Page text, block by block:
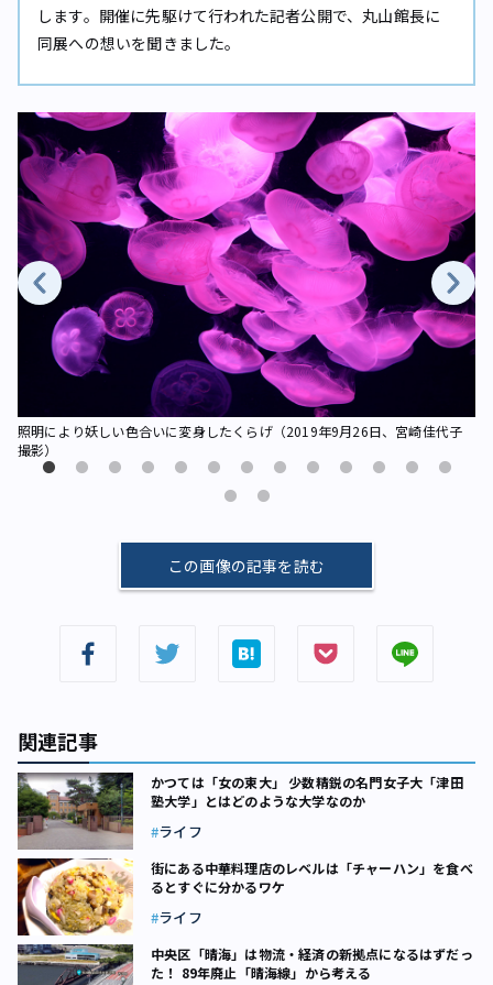
します。開催に先駆けて行われた記者公開で、丸山館長に
同展への想いを聞きました。
照明により妖しい色合いに変身したくらげ（2019年9月26日、宮崎佳代子
撮影）
この画像の記事を読む
関連記事
かつては「女の東大」 少数精鋭の名門女子大「津田
塾大学」とはどのような大学なのか
ライフ
街にある中華料理店のレベルは「チャーハン」を食べ
るとすぐに分かるワケ
ライフ
中央区「晴海」は物流・経済の新拠点になるはずだっ
た！ 89年廃止「晴海線」から考える